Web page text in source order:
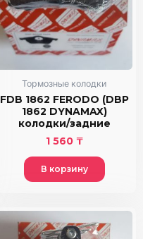
Тормозные колодки
FDB 1862 FERODO (DBP
1862 DYNAMAX)
колодки/задние
1 560 ₸
В корзину